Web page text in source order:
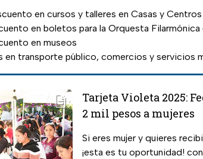
en cursos y talleres en Casas y
en boletos para la Orquesta
en museos
en transporte público, comercios y servicios
Tarjeta Violeta 2025:
2 mil pesos a mujeres
Si eres mujer y quieres
¡esta es tu oportunidad!